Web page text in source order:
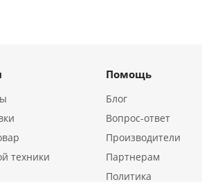
техники
Помощь
Блог
Вопрос-ответ
Производители
Партнерам
Политика